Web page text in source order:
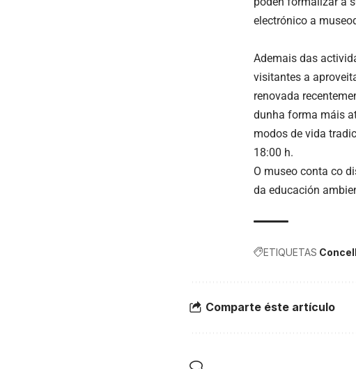
electrónico a
Ademais das
visitantes a
renovada
dunha forma máis
modos de vida
18:00 h.
O museo conta co
da educación
ETIQUETAS
Comparte éste artículo